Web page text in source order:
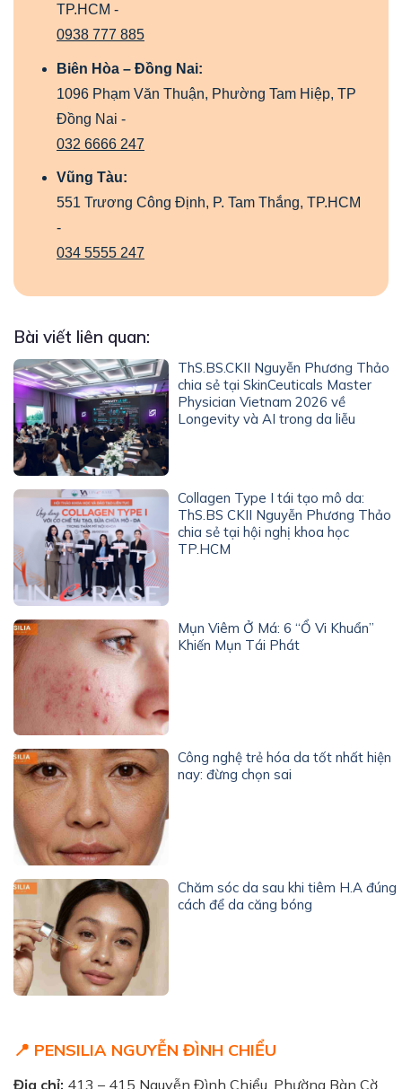
TP.HCM -
0938 777 885
Biên Hòa – Đồng Nai:
1096 Phạm Văn Thuận, Phường Tam Hiệp, TP
Đồng Nai -
032 6666 247
Vũng Tàu:
551 Trương Công Định, P. Tam Thắng, TP.HCM
-
034 5555 247
Bài viết liên quan:
ThS.BS.CKII Nguyễn Phương Thảo
chia sẻ tại SkinCeuticals Master
Physician Vietnam 2026 về
Longevity và AI trong da liễu
Collagen Type I tái tạo mô da:
ThS.BS CKII Nguyễn Phương Thảo
chia sẻ tại hội nghị khoa học
TP.HCM
Mụn Viêm Ở Má: 6 “Ổ Vi Khuẩn”
Khiến Mụn Tái Phát
Công nghệ trẻ hóa da tốt nhất hiện
nay: đừng chọn sai
Chăm sóc da sau khi tiêm H.A đúng
cách để da căng bóng
📍 PENSILIA NGUYỄN ĐÌNH CHIỂU
Địa chỉ: 413 – 415 Nguyễn Đình Chiểu, Phường Bàn Cờ,